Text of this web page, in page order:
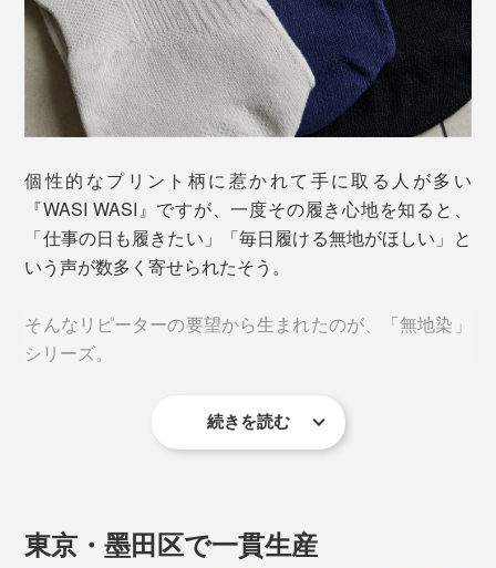
写真は、薄く漉いた和紙糸の元
しかし、そのままでは靴下として十分なフィット感を得
られない。そこで『WASI WASI』は、足の形に沿って
さらにスポーツソックスの編み地構造を取り入れ、
ゆとりを。そして、履き口にはゴムを入れずとも、ズリ
落ちにくい設計に。
個性的なプリント柄に惹かれて手に取る人が多い
『WASI WASI』ですが、一度その履き心地を知ると、
「仕事の日も履きたい」「毎日履ける無地がほしい」と
いう声が数多く寄せられたそう。
そんなリピーターの要望から生まれたのが、「無地染」
シリーズ。
一般的な無地ソックスのように、あらかじめ染色した糸
の状態でじっくり染色
します。
続きを読む
東京・墨田区で一貫生産